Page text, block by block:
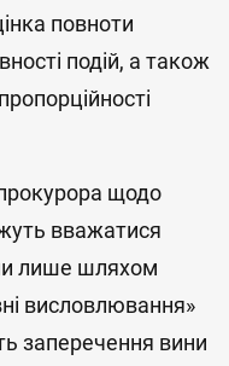
повноти
подій, а також
щодо
вважатися
лише шляхом
висловлювання»
заперечення вини